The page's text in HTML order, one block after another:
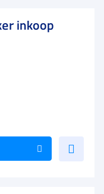
inkoop